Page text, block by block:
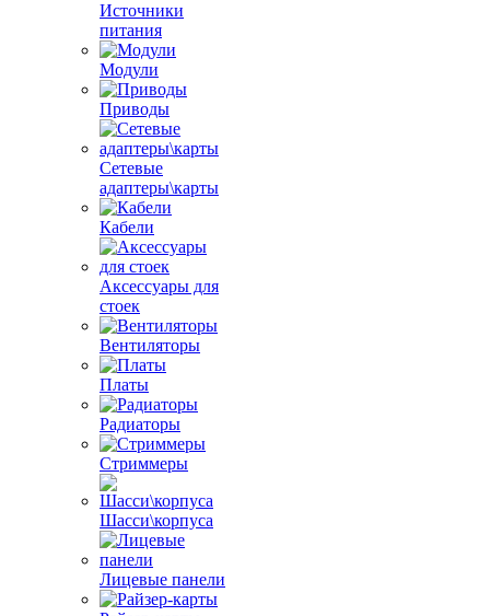
Источники
питания
Модули
Приводы
Сетевые
адаптеры\карты
Кабели
Аксессуары для
стоек
Вентиляторы
Платы
Радиаторы
Стриммеры
Шасси\корпуса
Лицевые панели